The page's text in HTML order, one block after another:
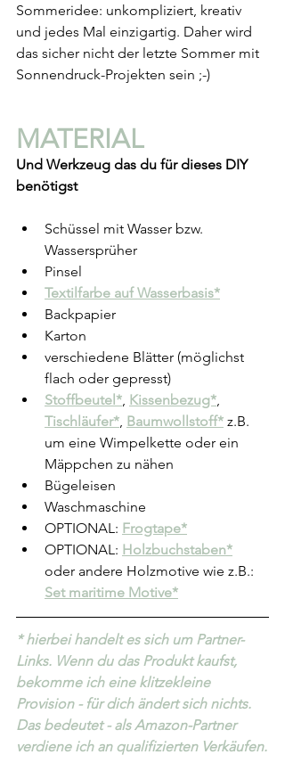
Sommeridee: unkompliziert, kreativ
und jedes Mal einzigartig. Daher wird
das sicher nicht der letzte Sommer mit
Sonnendruck-Projekten sein ;-)
MATERIAL
Und Werkzeug das du für dieses DIY
benötigst
Schüssel mit Wasser bzw.
Wassersprüher
Pinsel
Textilfarbe auf Wasserbasis*
Backpapier
Karton
verschiedene Blätter (möglichst
flach oder gepresst)
Stoffbeutel* Kissenbezug*
Tischläufer* Baumwollstoff* z.B.
um eine Wimpelkette oder ein
Mäppchen zu nähen
Bügeleisen
Waschmaschine
OPTIONAL: Frogtape*
OPTIONAL: Holzbuchstaben*
oder andere Holzmotive wie z.B.:
Set maritime Motive*
* hierbei handelt es sich um Partner-
Links. Wenn du das Produkt kaufst,
bekomme ich eine klitzekleine
Provision - für dich ändert sich nichts.
Das bedeutet - als Amazon-Partner
verdiene ich an qualifizierten Verkäufen.